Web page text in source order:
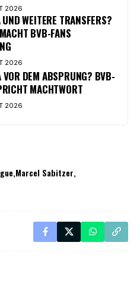
2026
WEITERE TRANSFERS?
BVB-FANS
2026
VOR DEM ABSPRUNG? BVB-
MACHTWORT
2026
Marcel Sabitzer